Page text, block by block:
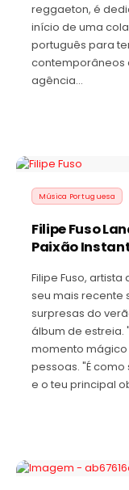
reggaeton, é
início de uma
português para
contemporâneos
agência…
Música Portuguesa
Filipe Fuso
Paixão
Filipe Fuso,
seu mais recente
surpresas do
álbum de estreia.
momento
pessoas. "É
e o teu principal